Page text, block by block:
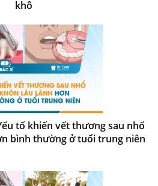
khô
tố khiến vết thương sau nhổ
bình thường ở tuổi trung niên